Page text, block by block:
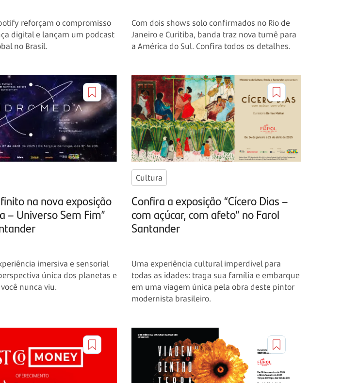
reforçam o compromisso
digital e lançam um podcast
no Brasil.
Com dois shows solo confirmados no Rio de
Janeiro e Curitiba, banda traz nova turnê para
a América do Sul. Confira todos os detalhes.
na nova exposição
– Universo Sem Fim”
imersiva e sensorial
única dos planetas e
nunca viu.
Cultura
Confira a exposição “Cícero Dias –
com açúcar, com afeto” no Farol
Santander
Uma experiência cultural imperdível para
todas as idades: traga sua família e embarque
em uma viagem única pela obra deste pintor
modernista brasileiro.